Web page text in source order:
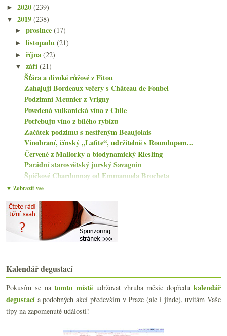
► 2020 (239)
▼ 2019 (238)
►prosince(17)
►listopadu(21)
►října(22)
▼září(21)
Šťára a divoké růžové z Fitou
Zahajuji Bordeaux večery s Château de Fonbel
Podzimní Meunier z Vrigny
Povedená vulkanická vína z Chile
Potřebuju víno z bílého rybízu
Začátek podzimu s nesířeným Beaujolais
Vinobraní, čínský „Lafite“, udržitelně s Roundupem...
Červené z Mallorky a biodynamický Riesling
Parádní starosvětský jurský Savagnin
Špičkové Chardonnay od Emmanuela Brocheta
Sada moravských červených a bezva milerka
Výtečné Sémillony z Hunter Valley
Pinot od Sůkala a tradice z Jury
Dvě bílá v novém winebaru AdVivum
3x Jura od Domaine Pêcheur
Mencía, směs z Languedocu a Vidličky s noži
Jak se v burgundských vinicích oteplilo
Parádní šumivá oranžáda
Hudební cava od Jané Ventura
► srpna(17)
▼ Zobrazit vše
Kalendář degustací
Pokusím se natomto místě udržovat zhruba měsíc dopředukalendář
degustacía podobných akcí především v Praze (ale i jinde), uvítám Vaše
tipy na zapomenuté události!